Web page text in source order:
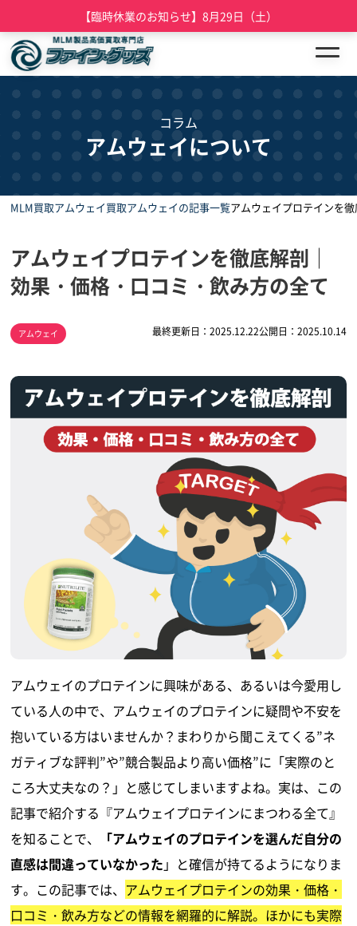
【臨時休業のお知らせ】8月29日（土）
コラム
アムウェイについて
MLM買取アムウェイ買取アムウェイの記事一覧アムウェイプロテインを
アムウェイプロテインを徹底解剖｜
効果・価格・口コミ・飲み方の全て
アムウェイ 最終更新日：2025.12.22公開日：2025.10.14
アムウェイのプロテインに興味がある、あるいは今愛用し
ている人の中で、アムウェイのプロテインに疑問や不安を
抱いている方はいませんか？まわりから聞こえてくる”ネ
ガティブな評判”や”競合製品より高い価格”に「実際のと
ころ大丈夫なの？」と感じてしまいますよね。実は、この
記事で紹介する『アムウェイプロテインにまつわる全て』
を知ることで、
「アムウェイのプロテインを選んだ自分の
直感は間違っていなかった 」と確信が持てるようになりま
す。この記事では、 アムウェイプロテインの効果・価格・
口コミ・飲み方などの情報を網羅的に解説。ほかにも実際